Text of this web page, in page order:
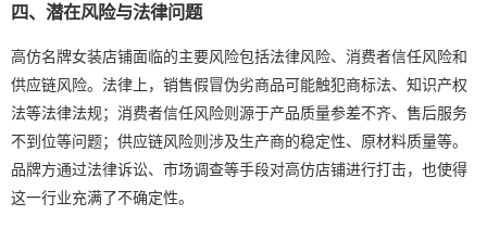
四、潜在风险与法律问题
高仿名牌女装店铺面临的主要风险包括法律风险、消费者信任风险和
供应链风险。法律上，销售假冒伪劣商品可能触犯商标法、知识产权
法等法律法规；消费者信任风险则源于产品质量参差不齐、售后服务
不到位等问题；供应链风险则涉及生产商的稳定性、原材料质量等。
品牌方通过法律诉讼、市场调查等手段对高仿店铺进行打击，也使得
这一行业充满了不确定性。